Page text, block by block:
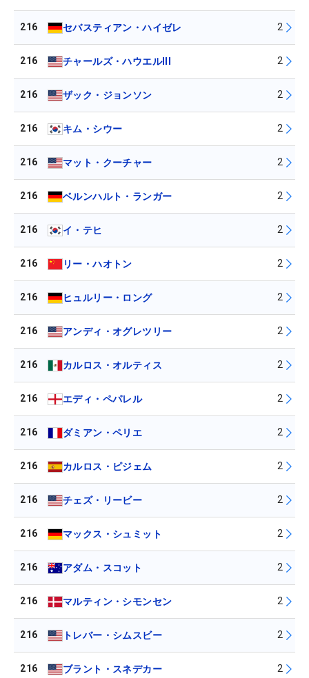
216 セバスティアン・ハイゼレ 2
216 チャールズ・ハウエルIII 2
216 ザック・ジョンソン 2
216 キム・シウー 2
216 マット・クーチャー 2
216 ベルンハルト・ランガー 2
216 イ・テヒ 2
216 リー・ハオトン 2
216 ヒュルリー・ロング 2
216 アンディ・オグレツリー 2
216 カルロス・オルティス 2
216 エディ・ペパレル 2
216 ダミアン・ペリエ 2
216 カルロス・ピジェム 2
216 チェズ・リービー 2
216 マックス・シュミット 2
216 アダム・スコット 2
216 マルティン・シモンセン 2
216 トレバー・シムスビー 2
216 ブラント・スネデカー 2